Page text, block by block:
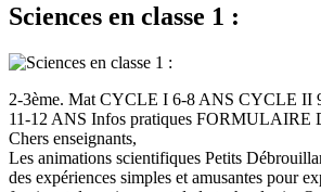
Sciences en classe 1 :
2-3ème. Mat CYCLE I 6-8 ANS CYCLE
11-12 ANS Infos pratiques FORMULAIRE
Chers enseignants,
Les animations scientifiques Petits
des expériences simples et amusantes pour